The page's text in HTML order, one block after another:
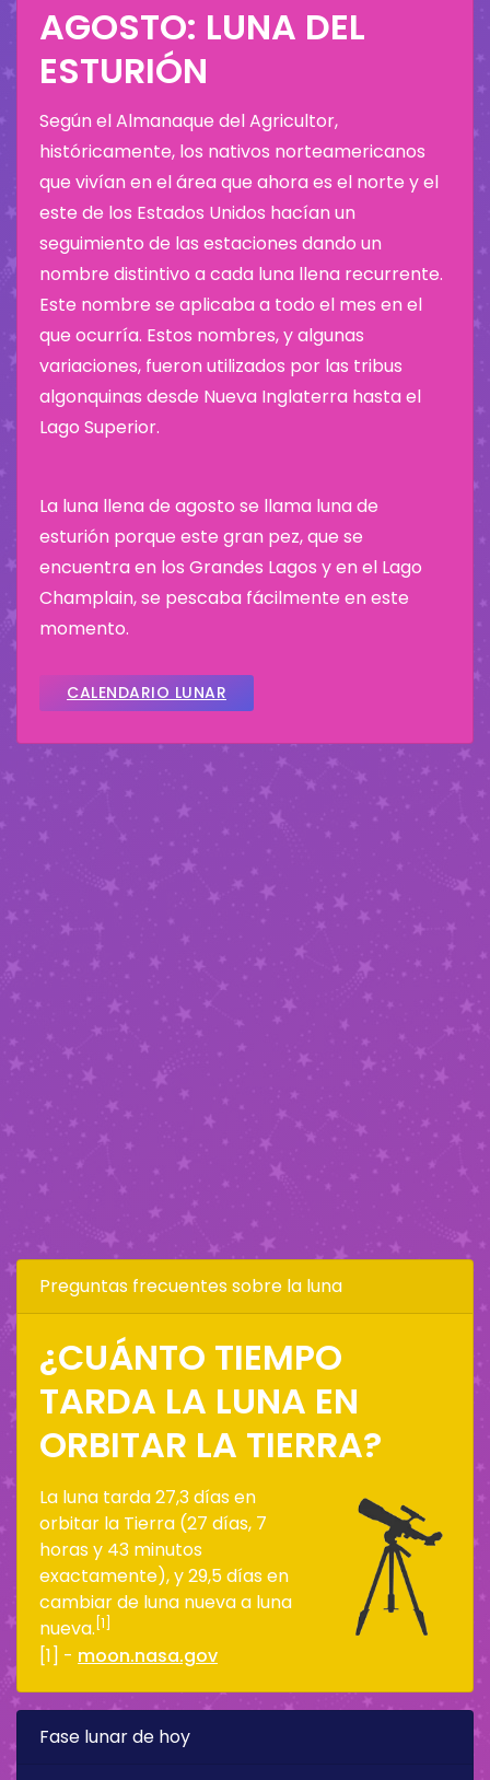
AGOSTO: LUNA DEL
ESTURIÓN
Según el Almanaque del Agricultor,
históricamente, los nativos norteamericanos
que vivían en el área que ahora es el norte y el
este de los Estados Unidos hacían un
seguimiento de las estaciones dando un
nombre distintivo a cada luna llena recurrente.
Este nombre se aplicaba a todo el mes en el
que ocurría. Estos nombres, y algunas
variaciones, fueron utilizados por las tribus
algonquinas desde Nueva Inglaterra hasta el
Lago Superior.
La luna llena de agosto se llama luna de
esturión porque este gran pez, que se
encuentra en los Grandes Lagos y en el Lago
Champlain, se pescaba fácilmente en este
momento.
CALENDARIO LUNAR
Preguntas frecuentes sobre la luna
¿CUÁNTO TIEMPO
TARDA LA LUNA EN
ORBITAR LA TIERRA?
La luna tarda 27,3 días en
orbitar la Tierra (27 días, 7
horas y 43 minutos
exactamente), y 29,5 días en
cambiar de luna nueva a luna
nueva. [1]
[1] - moon.nasa.gov
Fase lunar de hoy